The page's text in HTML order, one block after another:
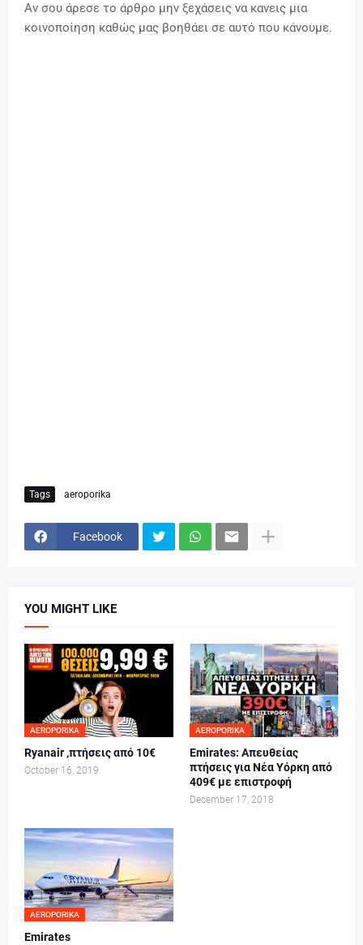
Αν σου άρεσε το άρθρο μην ξεχάσεις να κανεις μια
κοινοποίηση καθώς μας βοηθάει σε αυτό που κάνουμε.
Tags aeroporika
Facebook
YOU MIGHT LIKE
AEROPORIKA
Ryanair ,πτήσεις από 10€
October 16, 2019
AEROPORIKA
Emirates: Απευθείας
πτήσεις για Νέα Υόρκη από
409€ με επιστροφή
December 17, 2018
AEROPORIKA
Emirates